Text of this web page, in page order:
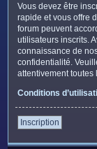
Vous devez être
rapide et vous offre
forum peuvent
utilisateurs inscrits.
connaissance de
confidentialité.
attentivement toutes
Conditions
Inscription